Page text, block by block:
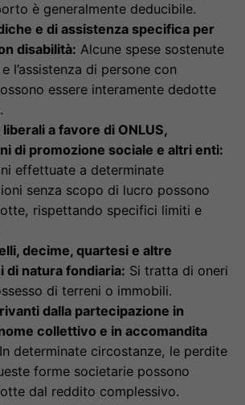
è generalmente deducibile.
e di assistenza specifica per
disabilità: Alcune spese sostenute
l’assistenza di persone con
essere interamente dedotte
a favore di ONLUS,
di promozione sociale e altri enti:
effettuate a determinate
senza scopo di lucro possono
rispettando specifici limiti e
decime, quartesi e altre
di natura fondiaria: Si tratta di oneri
di terreni o immobili.
dalla partecipazione in
collettivo e in accomandita
In determinate circostanze, le perdite
forme societarie possono
dal reddito complessivo.